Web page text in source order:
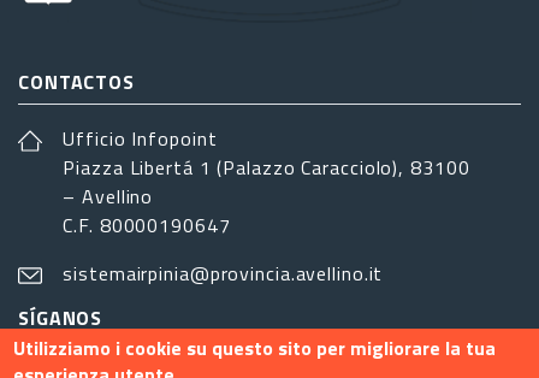
CONTACTOS
Ufficio Infopoint
Piazza Libertá 1 (Palazzo Caracciolo), 83100
– Avellino
C.F. 80000190647
sistemairpinia@provincia.avellino.it
SÍGANOS
Utilizziamo i cookie su questo sito per migliorare la tua